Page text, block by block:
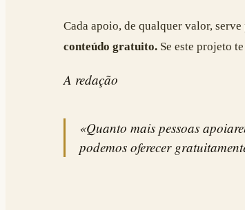
Cada apoio, de qualquer valor,
conteúdo gratuito. Se este projeto
A redação
«Quanto mais pessoas
podemos oferecer